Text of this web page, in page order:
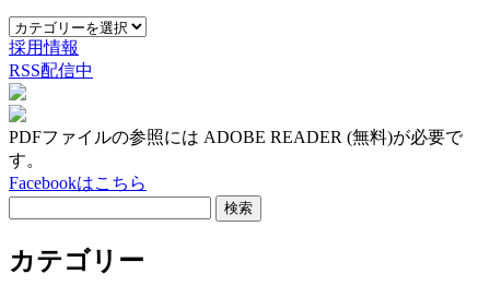
カ
テ
ゴ
リ
ー
採用情報
RSS配信中
PDFファイルの参照には ADOBE READER (無料)が必要で
す。
Facebookはこちら
カテゴリー